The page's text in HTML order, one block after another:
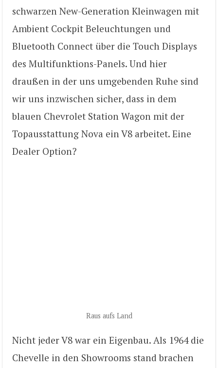
schwarzen New-Generation Kleinwagen mit
Ambient Cockpit Beleuchtungen und
Bluetooth Connect über die Touch Displays
des Multifunktions-Panels. Und hier
draußen in der uns umgebenden Ruhe sind
wir uns inzwischen sicher, dass in dem
blauen Chevrolet Station Wagon mit der
Topausstattung Nova ein V8 arbeitet. Eine
Dealer Option?
Raus aufs Land
Nicht jeder V8 war ein Eigenbau. Als 1964 die
Chevelle in den Showrooms stand brachen